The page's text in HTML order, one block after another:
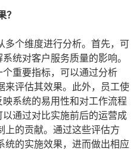
？
多个维度进行分析。首先，可
统对客户服务质量的影响。
重要指标，可以通过分析
来评估其效果。此外，员工使
系统的易用性和对工作流程
通过对比实施前后的运营成
上的贡献。通过这些评估方
统的实施效果，进而做出相应